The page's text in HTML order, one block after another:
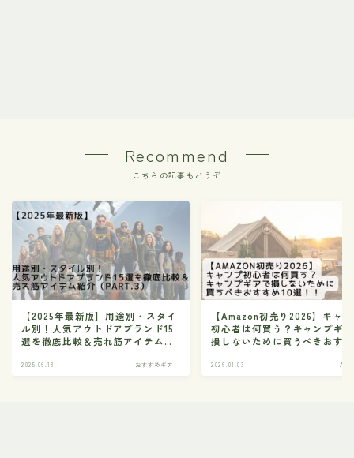
Recommend
こちらの記事もどうぞ
【2025年最新版】用途別・スタイ
ル別！人気アウトドアブランド15
選を徹底比較＆売れ筋アイテム紹
2025.06.18 おすすめギア
【Amazon初売り2026】キャ
初心者は何買う？キャンプギ
損しないために買うべきおす
2026.01.03